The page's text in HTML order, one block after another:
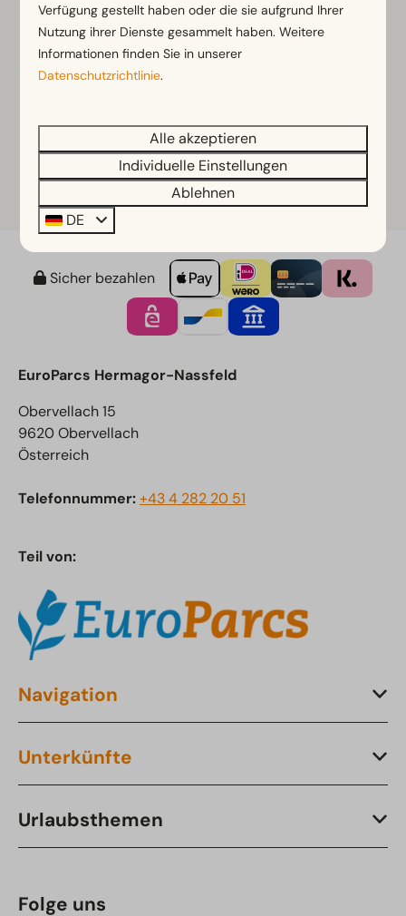
24/7 Mini-Markt
Fitness
Sicher bezahlen
EuroParcs Hermagor-Nassfeld
Obervellach 15
9620 Obervellach
Österreich
Telefonnummer:+43 4 282 20 51
Teil von:
Navigation
Unterkünfte
Urlaubsthemen
Folge uns
Verfügung gestellt haben oder die sie aufgrund Ihrer
Nutzung ihrer Dienste gesammelt haben. Weitere
Informationen finden Sie in unserer
Datenschutzrichtlinie.
Alle akzeptieren
Individuelle Einstellungen
Ablehnen
DE